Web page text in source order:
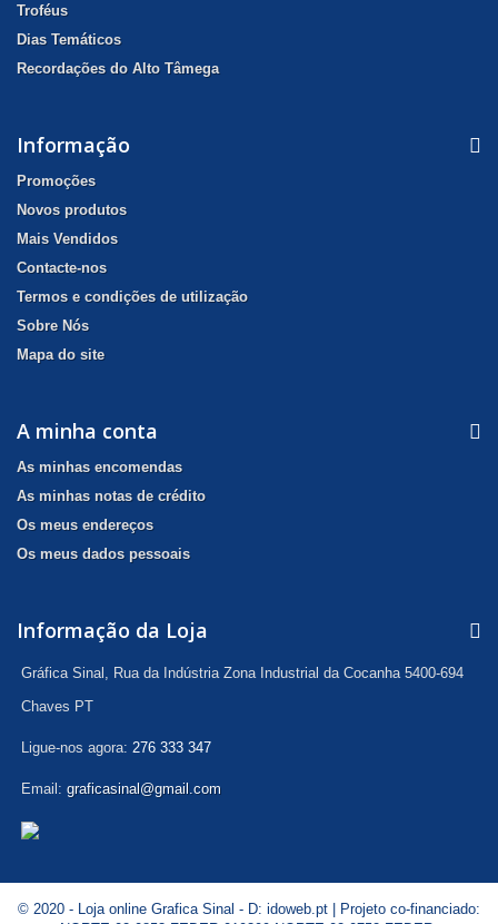
Troféus
Dias Temáticos
Recordações do Alto Tâmega
Informação
Promoções
Novos produtos
Mais Vendidos
Contacte-nos
Termos e condições de utilização
Sobre Nós
Mapa do site
© 2020 - Loja online Grafica Sinal - D: idoweb.pt | Projeto co-financiado:
A minha conta
As minhas encomendas
As minhas notas de crédito
Os meus endereços
Os meus dados pessoais
Informação da Loja
Gráfica Sinal, Rua da Indústria Zona Industrial da Cocanha 5400-694
Chaves PT
Ligue-nos agora: 276 333 347
Email: graficasinal@gmail.com